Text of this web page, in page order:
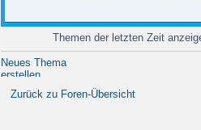
Themen der letzten Zeit
Neues Thema
erstellen
Zurück zu Foren-Übersicht